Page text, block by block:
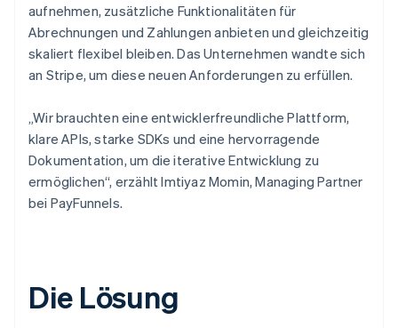
aufnehmen, zusätzliche Funktionalitäten für
Abrechnungen und Zahlungen anbieten und gleichzeitig
skaliert flexibel bleiben. Das Unternehmen wandte sich
an Stripe, um diese neuen Anforderungen zu erfüllen.
„Wir brauchten eine entwicklerfreundliche Plattform,
klare APIs, starke SDKs und eine hervorragende
Dokumentation, um die iterative Entwicklung zu
ermöglichen“, erzählt Imtiyaz Momin, Managing Partner
bei PayFunnels.
Die Lösung